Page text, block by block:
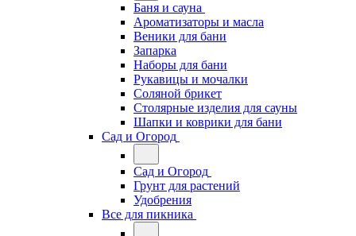
Баня и сауна
Ароматизаторы и масла
Веники для бани
Запарка
Наборы для бани
Рукавицы и мочалки
Соляной брикет
Столярные изделия для сауны
Шапки и коврики для бани
Сад и Огород
Сад и Огород
Грунт для растений
Удобрения
Все для пикника